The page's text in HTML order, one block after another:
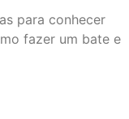
para conhecer
fazer um bate e